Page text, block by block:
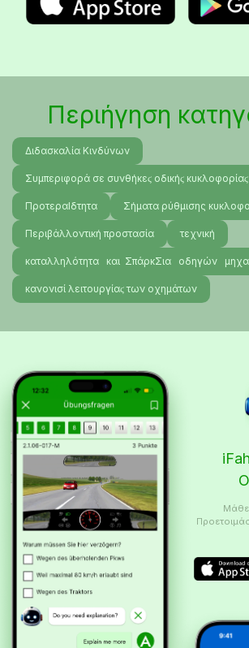
Περιήγηση
Διδασκαλία Κινδύνων
Συμπεριφορά σε συνθήκεϛ οδικήϛ κυκλοφορίαϛ
ΠροτεραΙδτητα Σήματα ρύθμισης
Περιβάλλοντική προστασία τεχνική
καταλληλότητα και ΣπάρκΣια οδηγών
κανονισί λειτουργίαϛ των οχημάτων
Μάθε